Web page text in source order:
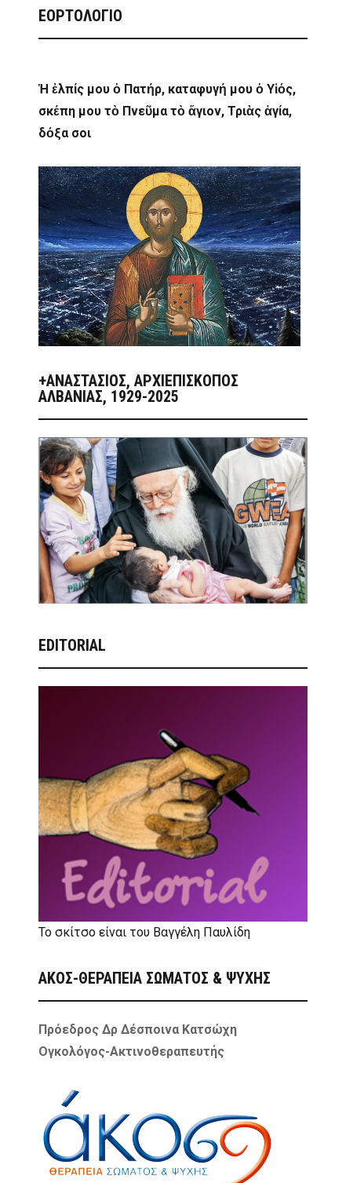
ΕΟΡΤΟΛΟΓΙΟ
Ἡ ἐλπίς μου ὁ Πατήρ, καταφυγή μου ὁ Υἱός,
σκέπη μου τὸ Πνεῦμα τὸ ἅγιον, Τριὰς ἁγία,
δόξα σοι
+ΑΝΑΣΤΆΣΙΟΣ, ΑΡΧΙΕΠΊΣΚΟΠΟΣ
ΑΛΒΑΝΊΑΣ, 1929-2025
EDITORIAL
Το σκίτσο είναι του Βαγγέλη Παυλίδη
ΑΚΟΣ-ΘΕΡΑΠΕΙΑ ΣΩΜΑΤΟΣ & ΨΥΧΗΣ
Πρόεδρος Δρ Δέσποινα Κατσώχη
Ογκολόγος-Ακτινοθεραπευτής